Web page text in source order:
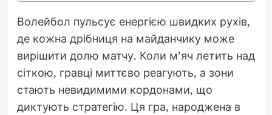
Волейбол пульсує енергією швидких рухів,
де кожна дрібниця на майданчику може
вирішити долю матчу. Коли м’яч летить над
сіткою, гравці миттєво реагують, а зони
стають невидимими кордонами, що
диктують стратегію. Ця гра, народжена в